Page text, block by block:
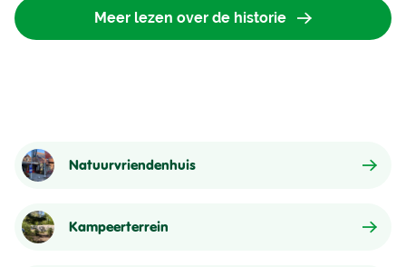
Meer lezen over de historie
Natuurvriendenhuis
Kampeerterrein